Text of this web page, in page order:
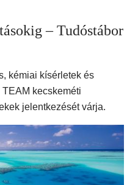
– Tudóstábor
kémiai kísérletek és
kecskeméti
jelentkezését várja.